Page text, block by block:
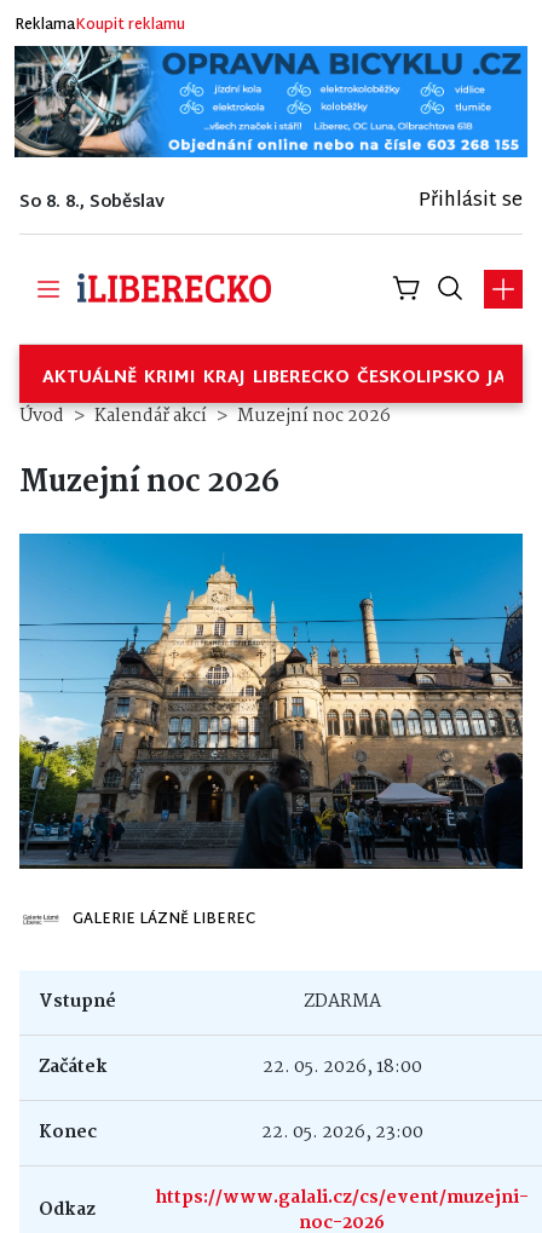
ReklamaKoupit reklamu
So 8. 8., Soběslav Přihlásit se
AKTUÁLNĚ KRIMI KRAJ LIBERECKO ČESKOLIPSKO
Úvod Kalendář akcí Muzejní noc 2026
Muzejní noc 2026
GALERIE LÁZNĚ LIBEREC
Vstupné ZDARMA
Začátek 22. 05. 2026, 18:00
Konec 22. 05. 2026, 23:00
Odkaz
https://www.galali.cz/cs/event/muzejni-
noc-2026